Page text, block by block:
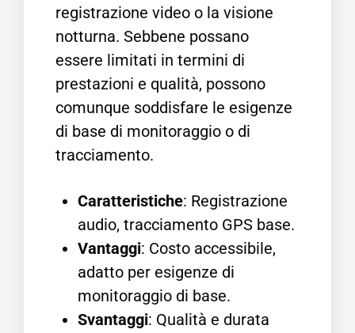
registrazione video o la visione
notturna. Sebbene possano
essere limitati in termini di
prestazioni e qualità, possono
comunque soddisfare le esigenze
di base di monitoraggio o di
tracciamento.
Caratteristiche: Registrazione
audio, tracciamento GPS base.
Vantaggi: Costo accessibile,
adatto per esigenze di
monitoraggio di base.
Svantaggi: Qualità e durata